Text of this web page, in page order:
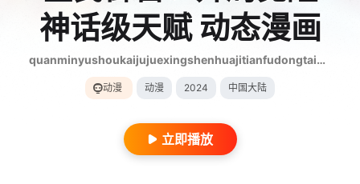
神话级天赋 动态漫画
quanminyushoukaijujuexingshenhuajitianfudongtaimanhua
动漫 动漫 2024 中国大陆
立即播放